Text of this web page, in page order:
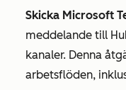
Skicka Microsoft
meddelande till
kanaler. Denna
arbetsflöden,